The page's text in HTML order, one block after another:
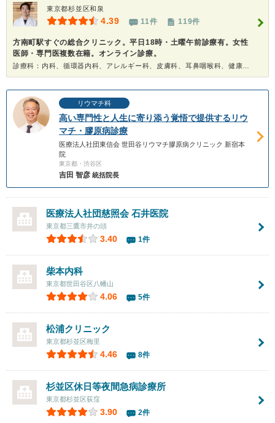
東京都杉並区和泉
4.39 11件 119件
方南町駅すぐの総合クリニック。平日18時・土曜午前診療有。女性
医師・専門医複数在籍。オンライン診療。
リウマチ科
高い専門性と人生に寄り添う覚悟で提供するリウ
マチ・膠原病診療
医療法人社団東信会 世田谷リウマチ膠原病クリニック 新宿本
院
東京都・渋谷区
吉田 智彦 統括院⻑
医療法人社団慈照会石井医院
東京都三鷹市井の頭
3.40 1件
柴本内科
東京都世田谷区八幡山
4.06 5件
松浦クリニック
東京都杉並区梅里
4.46 8件
杉並区休日等夜間急病診療所
東京都杉並区荻窪
3.90 2件